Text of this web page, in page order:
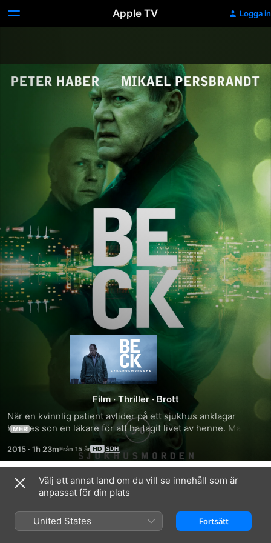
Apple TV Logga in
Beck
-
Sjukhusmorden
Film ·Thriller · Brott
När en kvinnlig patient avlider på ett sjukhus anklagar
hennes son en läkare för att ha tagit livet av henne. Martin
och Gunvald tar sig an fallet som till en början ser ut att ha
svaga grunder, eftersom sonen är en känd rättshaverist och
den 80-åriga kvinnan var svårt sjuk. Men mycket tyder
faktiskt på att hon bragts om livet.
MER
2015 · 1h 23m
Trailrar
Välj ett annat land om du vill se innehåll som är
anpassat för din plats
United States Fortsätt